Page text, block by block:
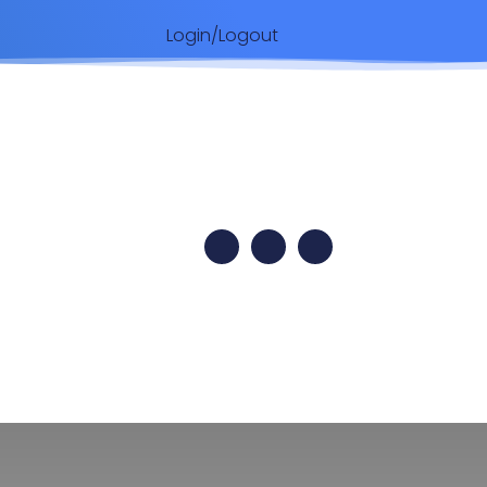
Login/Logout